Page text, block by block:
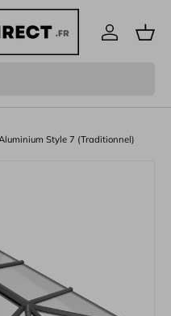
Einloggen
Style 7 (Traditionnel)